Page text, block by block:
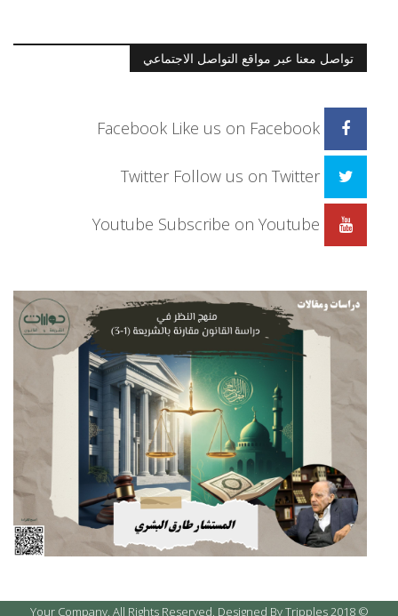
تواصل معنا عبر مواقع التواصل الاجتماعي
Facebook Like us on Facebook
Twitter Follow us on Twitter
Youtube Subscribe on Youtube
© 2018 Your Company. All Rights Reserved. Designed By Tripples